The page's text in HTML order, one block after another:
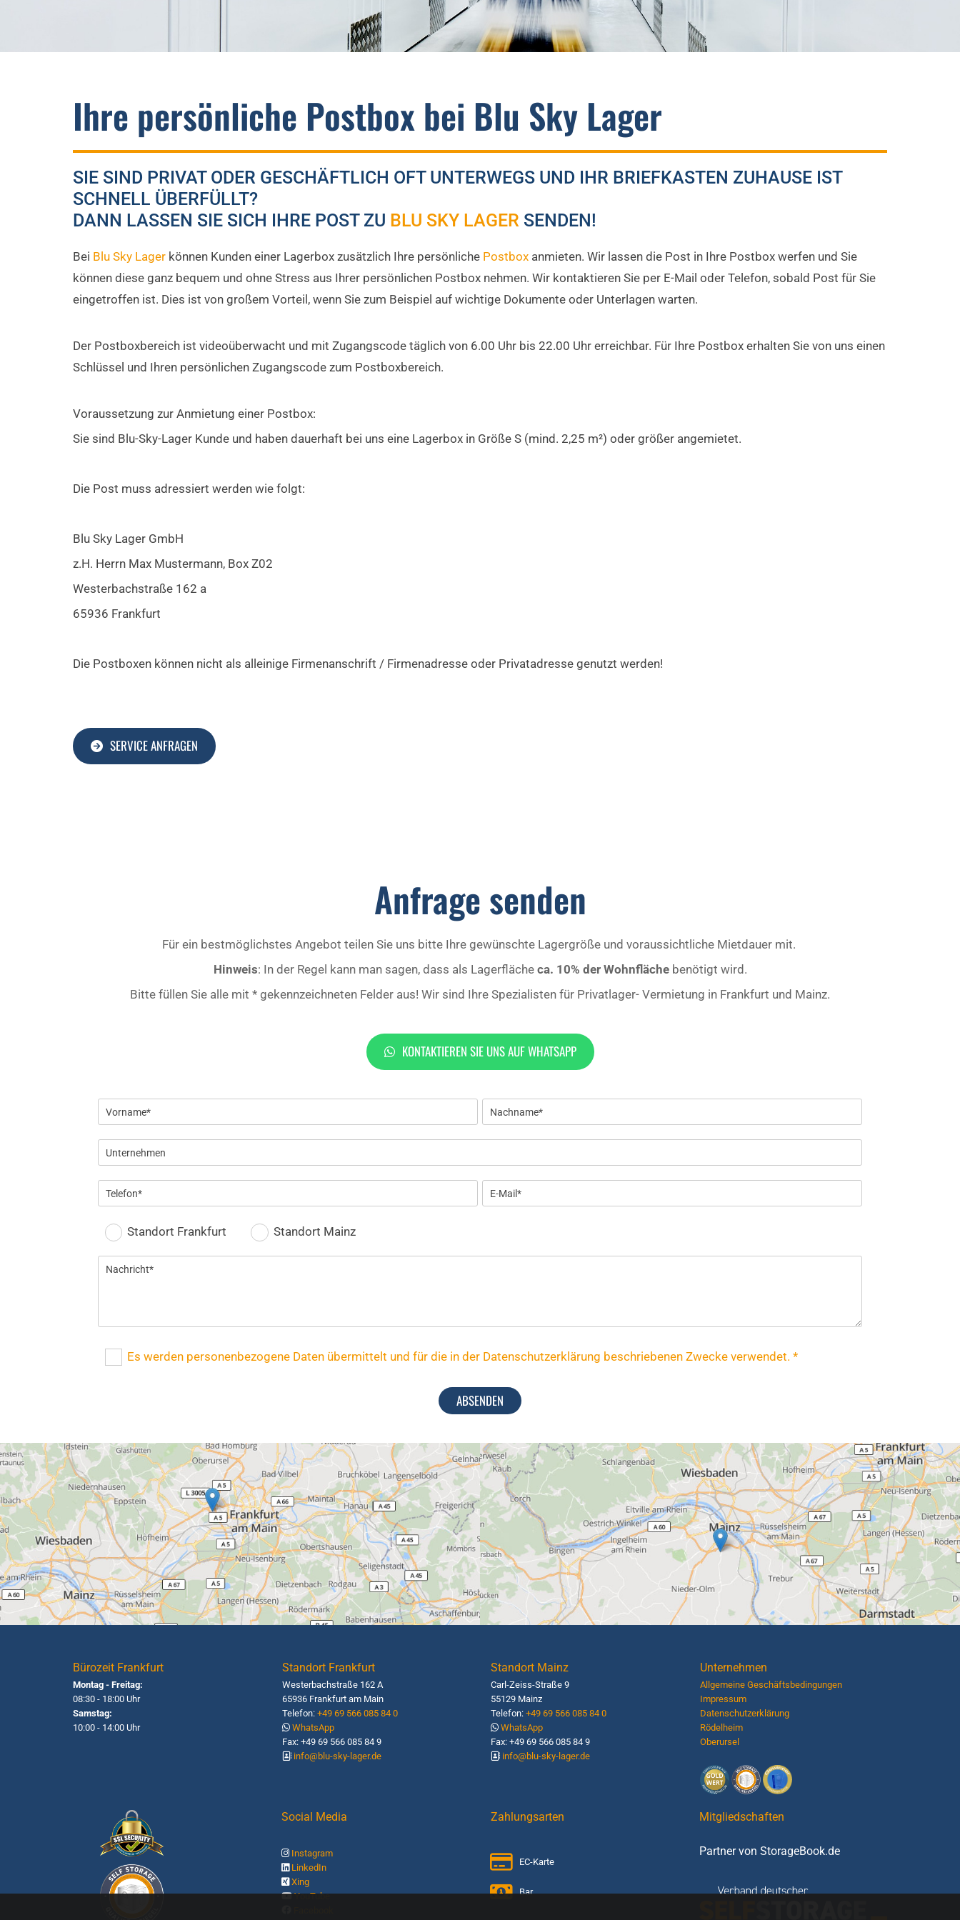
Ihre persönliche Postbox bei Blu Sky Lager
SIE SIND PRIVAT ODER GESCHÄFTLICH OFT UNTERWEGS UND IHR BRIEFKASTEN ZUHAUSE IST
SCHNELL ÜBERFÜLLT?
DANN LASSEN SIE SICH IHRE POST ZU BLU SKY LAGER SENDEN!
Bei Blu Sky Lager können Kunden einer Lagerbox zusätzlich Ihre persönliche Postbox anmieten. Wir lassen die Post in Ihre Postbox werfen und Sie
können diese ganz bequem und ohne Stress aus Ihrer persönlichen Postbox nehmen. Wir kontaktieren Sie per E-Mail oder Telefon, sobald Post für Sie
eingetroffen ist. Dies ist von großem Vorteil, wenn Sie zum Beispiel auf wichtige Dokumente oder Unterlagen warten.
Der Postboxbereich ist videoüberwacht und mit Zugangscode täglich von 6.00 Uhr bis 22.00 Uhr erreichbar. Für Ihre Postbox erhalten Sie von uns einen
Schlüssel und Ihren persönlichen Zugangscode zum Postboxbereich.
Voraussetzung zur Anmietung einer Postbox:
Sie sind Blu-Sky-Lager Kunde und haben dauerhaft bei uns eine Lagerbox in Größe S (mind. 2,25 m²) oder größer angemietet.
Die Post muss adressiert werden wie folgt:
Blu Sky Lager GmbH
z.H. Herrn Max Mustermann, Box Z02
Westerbachstraße 162 a
65936 Frankfurt
Die Postboxen können nicht als alleinige Firmenanschrift / Firmenadresse oder Privatadresse genutzt werden!
SERVICE ANFRAGEN
Anfrage senden
Für ein bestmöglichstes Angebot teilen Sie uns bitte Ihre gewünschte Lagergröße und voraussichtliche Mietdauer mit.
Hinweis: In der Regel kann man sagen, dass als Lagerfläche ca. 10% der Wohnflächebenötigt wird.
Bitte füllen Sie alle mit * gekennzeichneten Felder aus! Wir sind Ihre Spezialisten für Privatlager- Vermietung in Frankfurt und Mainz.
KONTAKTIEREN SIE UNS AUF WHATSAPP
Standort Frankfurt Standort Mainz
Es werden personenbezogene Daten übermittelt und für die in der Datenschutzerklärung beschriebenen Zwecke verwendet. *
Bürozeit Frankfurt
Montag - Freitag:
08:30 - 18:00 Uhr
Samstag:
10:00 - 14:00 Uhr
Standort Frankfurt
Westerbachstraße 162 A
65936 Frankfurt am Main
Telefon: +49 69 566 085 84 0
 WhatsApp
Fax: +49 69 566 085 84 9
 info@blu-sky-lager.de
Standort Mainz
Carl-Zeiss-Straße 9
55129 Mainz
Telefon: +49 69 566 085 84 0
 WhatsApp
Fax: +49 69 566 085 84 9
 info@blu-sky-lager.de
Unternehmen
Allgemeine Geschäftsbedingungen
Impressum
Datenschutzerklärung
Rödelheim
Oberursel
Social Media
 Instagram
 LinkedIn
 Xing
 YouTube
Zahlungsarten
EC-Karte
Bar
Mitgliedschaften
Partner vonStorageBook.de